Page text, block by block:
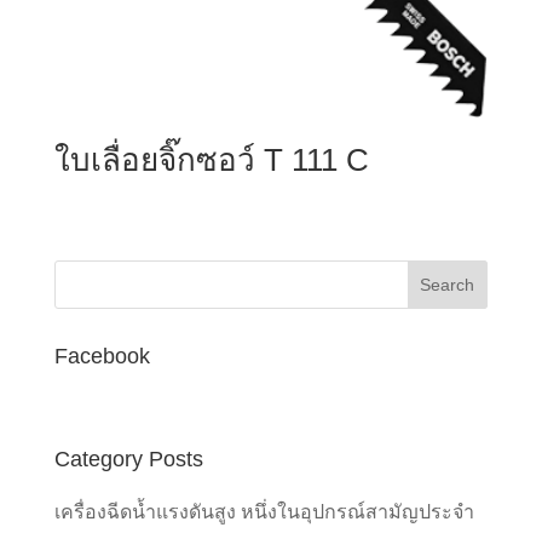
ใบเลื่อยจิ๊กซอว์ T 111 C
Facebook
Category Posts
เครื่องฉีดน้ำแรงดันสูง หนึ่งในอุปกรณ์สามัญประจำ